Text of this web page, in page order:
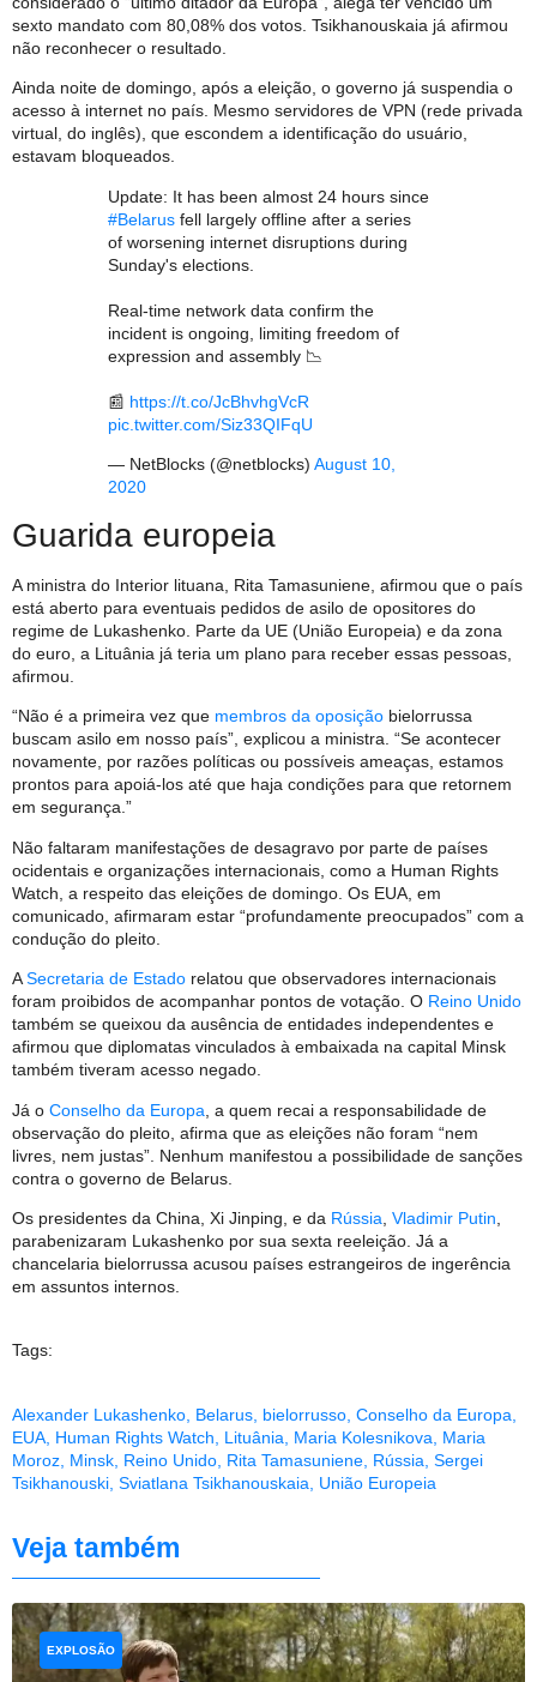
sexto mandato com 80,08% dos votos. Tsikhanouskaia já afirmou
não reconhecer o resultado.
Ainda noite de domingo, após a eleição, o governo já suspendia o
acesso à internet no país. Mesmo servidores de VPN (rede privada
virtual, do inglês), que escondem a identificação do usuário,
estavam bloqueados.
Update: It has been almost 24 hours since
#Belarus fell largely offline after a series
of worsening internet disruptions during
Sunday's elections.
Real-time network data confirm the
incident is ongoing, limiting freedom of
expression and assembly 📉
📰 https://t.co/JcBhvhgVcR
pic.twitter.com/Siz33QIFqU
— NetBlocks (@netblocks) August 10,
2020
Guarida europeia
A ministra do Interior lituana, Rita Tamasuniene, afirmou que o país
está aberto para eventuais pedidos de asilo de opositores do
regime de Lukashenko. Parte da UE (União Europeia) e da zona
do euro, a Lituânia já teria um plano para receber essas pessoas,
afirmou.
“Não é a primeira vez que membros da oposição bielorrussa
buscam asilo em nosso país”, explicou a ministra. “Se acontecer
novamente, por razões políticas ou possíveis ameaças, estamos
prontos para apoiá-los até que haja condições para que retornem
em segurança.”
Não faltaram manifestações de desagravo por parte de países
ocidentais e organizações internacionais, como a Human Rights
Watch, a respeito das eleições de domingo. Os EUA, em
comunicado, afirmaram estar “profundamente preocupados” com a
condução do pleito.
ASecretaria de Estado relatou que observadores internacionais
foram proibidos de acompanhar pontos de votação. O Reino Unido
também se queixou da ausência de entidades independentes e
afirmou que diplomatas vinculados à embaixada na capital Minsk
também tiveram acesso negado.
Já o Conselho da Europa , a quem recai a responsabilidade de
observação do pleito, afirma que as eleições não foram “nem
livres, nem justas”. Nenhum manifestou a possibilidade de sanções
contra o governo de Belarus.
Os presidentes da China, Xi Jinping, e da Rússia Vladimir Putin
parabenizaram Lukashenko por sua sexta reeleição. Já a
chancelaria bielorrussa acusou países estrangeiros de ingerência
em assuntos internos.
Tags:
Alexander Lukashenko Belarus bielorrusso Conselho da Europa
EUA Human Rights Watch Lituânia Maria Kolesnikova
Maria
Moroz Minsk Reino Unido Rita Tamasuniene Rússia Sergei
Tsikhanouski Sviatlana Tsikhanouskaia União Europeia
Veja também
EXPLOSÃO